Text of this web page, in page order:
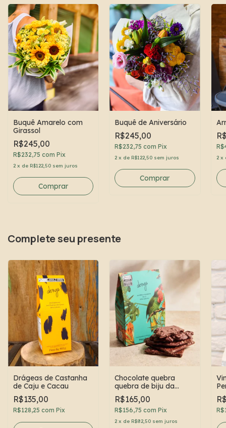
Buquê Amarelo com
Girassol
R$245,00
R$232,75 com Pix
2 x de R$122,50 sem juros
Comprar
Buquê de Aniversário
R$245,00
R$232,75com Pix
2 x de R$122,50 sem juros 2 x
Complete seu presente
Drágeas de Castanha
de Caju e Cacau
R$135,00
R$128,25 com Pix
Chocolate quebra
quebra de biju da
Dengo
R$165,00
R$156,75com Pix
2 x de R$82,50 sem juros